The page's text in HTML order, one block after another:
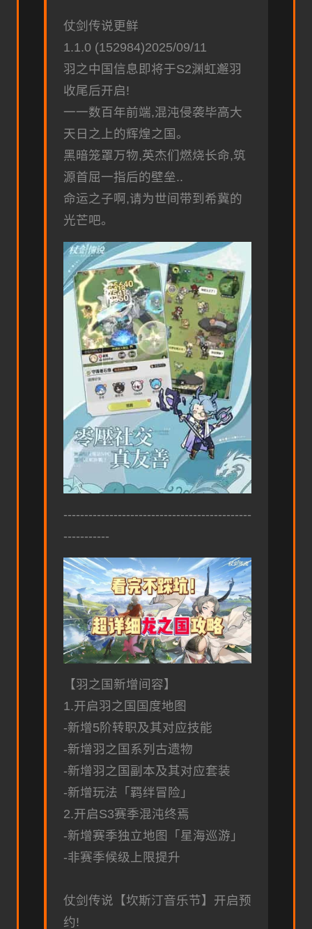
仗剑传说更鲜
1.1.0 (152984)2025/09/11
羽之中国信息即将于S2渊虹邂羽
收尾后开启!
一一数百年前端,混沌侵袭毕高大
天日之上的辉煌之国。
黑暗笼罩万物,英杰们燃烧长命,筑
源首屈一指后的壁垒..
命运之子啊,请为世间带到希冀的
光芒吧。
---------------------------------------------
-----------
【羽之国新增间容】
1.开启羽之国国度地图
-新增5阶转职及其对应技能
-新增羽之国系列古遗物
-新增羽之国副本及其对应套装
-新增玩法「羁绊冒险」
2.开启S3赛季混沌终焉
-新增赛季独立地图「星海巡游」
-非赛季候级上限提升
仗剑传说【坎斯汀音乐节】开启预
约!